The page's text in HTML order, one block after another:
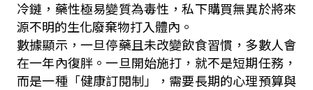
冷鏈，藥性極易變質為毒性，私下購買無異於將來
源不明的生化廢棄物打入體內。
數據顯示，一旦停藥且未改變飲食習慣，多數人會
在一年內復胖。一旦開始施打，就不是短期任務，
而是一種「健康訂閱制」，需要長期的心理預算與